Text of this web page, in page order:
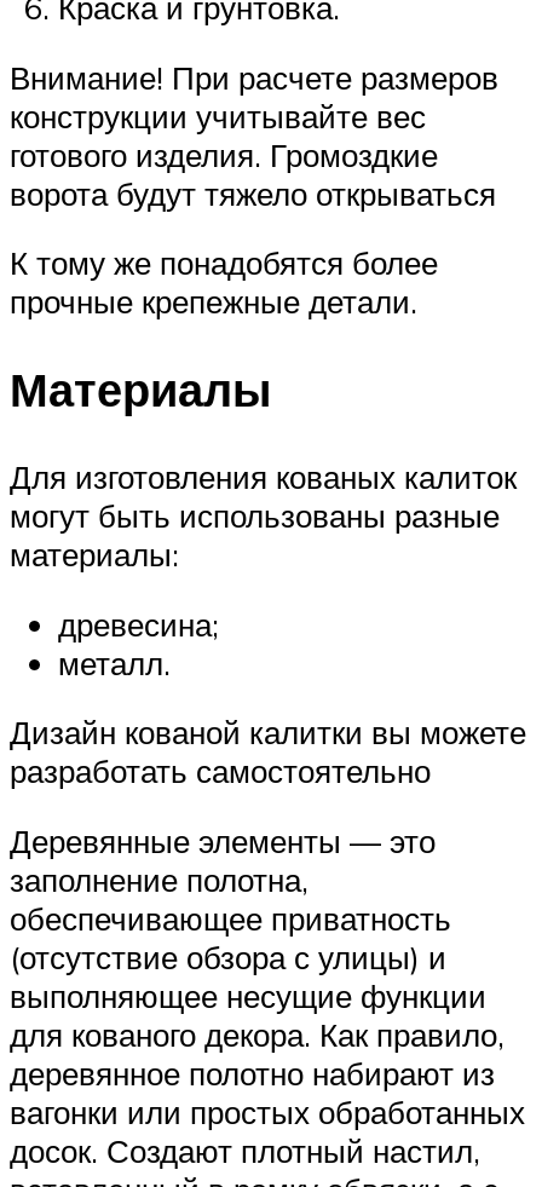
Внимание! При расчете размеров
конструкции учитывайте вес
готового изделия. Громоздкие
ворота будут тяжело открываться
К тому же понадобятся более
прочные крепежные детали.
Материалы
Для изготовления кованых калиток
могут быть использованы разные
материалы:
древесина;
металл.
Дизайн кованой калитки вы можете
разработать самостоятельно
Деревянные элементы — это
заполнение полотна,
обеспечивающее приватность
(отсутствие обзора с улицы) и
выполняющее несущие функции
для кованого декора. Как правило,
деревянное полотно набирают из
вагонки или простых обработанных
досок. Создают плотный настил,